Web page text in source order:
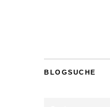
BLOGSUCHE